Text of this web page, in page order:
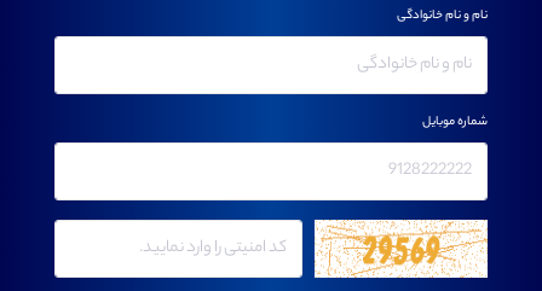
نام و نام خانوادگی
شماره موبایل